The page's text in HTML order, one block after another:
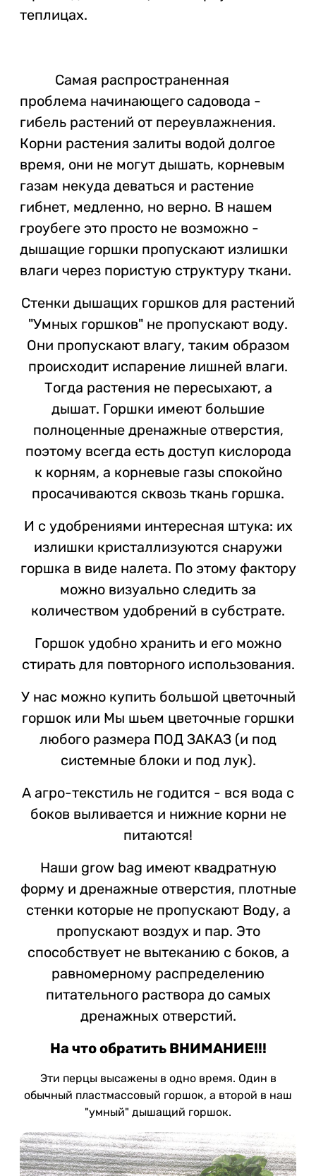
теплицах.
Самая распространенная
проблема начинающего садовода -
гибель растений от переувлажнения.
Корни растения залиты водой долгое
время, они не могут дышать, корневым
газам некуда деваться и растение
гибнет, медленно, но верно. В нашем
гроубеге это просто не возможно -
дышащие горшки пропускают излишки
влаги через пористую структуру ткани.
Стенки дышащих горшков для растений
"Умных горшков" не пропускают воду.
Они пропускают влагу, таким образом
происходит испарение лишней влаги.
Тогда растения не пересыхают, а
дышат. Горшки имеют большие
полноценные дренажные отверстия,
поэтому всегда есть доступ кислорода
к корням, а корневые газы спокойно
просачиваются сквозь ткань горшка.
И с удобрениями интересная штука: их
излишки кристаллизуются снаружи
горшка в виде налета. По этому фактору
можно визуально следить за
количеством удобрений в субстрате.
Горшок удобно хранить и его можно
стирать для повторного использования.
У нас можно купить большой цветочный
горшок или Мы шьем цветочные горшки
любого размера ПОД ЗАКАЗ (и под
системные блоки и под лук).
А агро-текстиль не годится - вся вода с
боков выливается и нижние корни не
питаются!
Наши grow bag имеют квадратную
форму и дренажные отверстия, плотные
стенки которые не пропускают Воду, а
пропускают воздух и пар. Это
способствует не вытеканию с боков, а
равномерному распределению
питательного раствора до самых
дренажных отверстий.
На что обратить ВНИМАНИЕ!!!
Эти перцы высажены в одно время. Один в
обычный пластмассовый горшок, а второй в наш
"умный" дышащий горшок.